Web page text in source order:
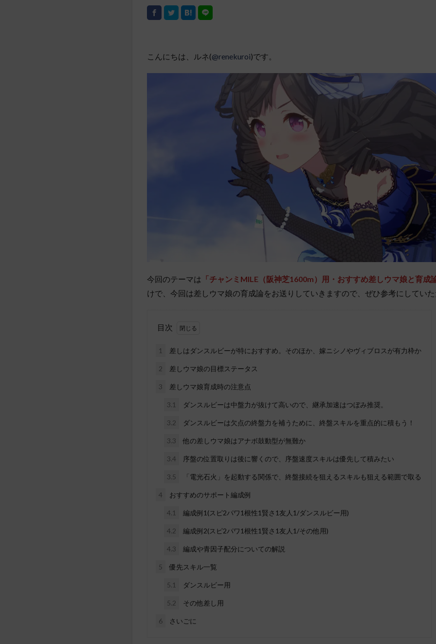
こんにちは、ルネ(@renekuroi)です。
今回のテーマは 「チャンミMILE（阪神芝1600m）用・おすすめ差しウマ娘と育成論
けで、今回は差しウマ娘の育成論をお送りしていきますので、ぜひ参考にしていた
目次
1 差しはダンスルビーが特におすすめ。そのほか、嫁ニシノやヴィブロスが有力枠か
2 差しウマ娘の目標ステータス
3 差しウマ娘育成時の注意点
3.1 ダンスルビーは中盤力が抜けて高いので、継承加速はつぼみ推奨。
3.2 ダンスルビーは欠点の終盤力を補うために、終盤スキルを重点的に積もう！
3.3 他の差しウマ娘はアナボ鼓動型が無難か
3.4 序盤の位置取りは後に響くので、序盤速度スキルは優先して積みたい
3.5 「電光石火」を起動する関係で、終盤接続を狙えるスキルも狙える範囲で取る
4 おすすめのサポート編成例
4.1 編成例1(スピ2パワ1根性1賢さ1友人1/ダンスルビー用)
4.2 編成例2(スピ2パワ1根性1賢さ1友人1/その他用)
4.3 編成や青因子配分についての解説
5 優先スキル一覧
5.1 ダンスルビー用
5.2 その他差し用
6 さいごに